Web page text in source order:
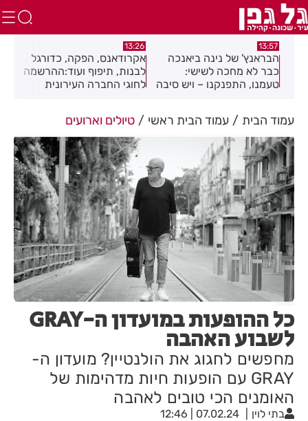
13:57
הבראנץ' של נינה ביאנכה
כבר לא מחכה לשישי:
טעמנו, התפנקנו – ויש סיבה
13:26
אקרודאנס, הפקה, כדורגל
לבנות, תיפוף ועוד:ההרשמה
לחוגי החברה העירונית
עמוד הבית עמוד הבית ראשי טיולים וארועים
כל ההופעות במועדון ה-GRAY
לשבוע האהבה
מחפשים לחגוג את הולנטיין? מועדון ה-
GRAY עם הופעות חיות מדהימות של
האומנים הכי טובים לאהבה
בתי לוין 07.02.24 | 12:46